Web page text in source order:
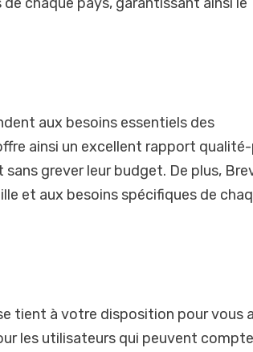
aux besoins essentiels des
ainsi un excellent rapport
grever leur budget. De plus,
et aux besoins spécifiques de
tient à votre disposition pour vous
les utilisateurs qui peuvent